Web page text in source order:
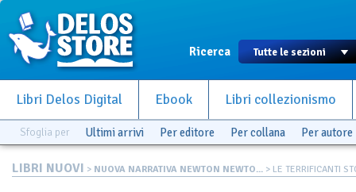
Ricerca
Libri Delos Digital Ebook Libri collezionismo
Sfoglia per Ultimi arrivi Per editore Per collana Per autore
LIBRI NUOVI > NUOVA NARRATIVA NEWTON NEWTO... > LE TERRIFICANTI